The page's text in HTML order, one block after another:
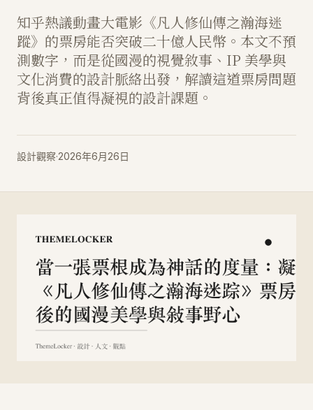
知乎熱議動畫大電影《凡人修仙傳之瀚海迷
蹤》的票房能否突破二十億人民幣。本文不預
測數字，而是從國漫的視覺敘事、IP 美學與
文化消費的設計脈絡出發，解讀這道票房問題
背後真正值得凝視的設計課題。
設計觀察·2026年6月26日